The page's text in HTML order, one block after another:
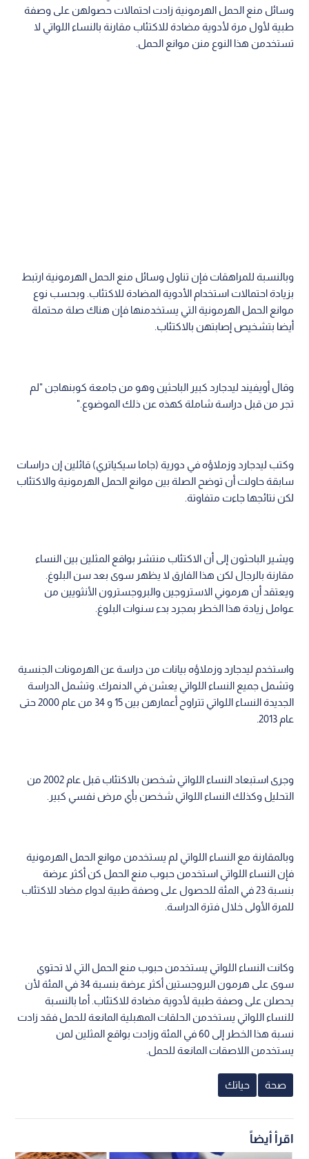
وسائل منع الحمل الهرمونية زادت احتمالات حصولهن على وصفة
طبية لأول مرة لأدوية مضادة للاكتئاب مقارنة بالنساء اللواتي لا
تستخدمن هذا النوع منن موانع الحمل.
وبالنسبة للمراهقات فإن تناول وسائل منع الحمل الهرمونية ارتبط
بزيادة احتمالات استخدام الأدوية المضادة للاكتئاب. وبحسب نوع
موانع الحمل الهرمونية التي يستخدمنها فإن هناك صلة محتملة
أيضا بتشخيص إصابتهن بالاكتئاب.
وقال أويفيند ليدجارد كبير الباحثين وهو من جامعة كوبنهاجن "لم
تجر من قبل دراسة شاملة كهذه عن ذلك الموضوع."
وكتب ليدجارد وزملاؤه في دورية (جاما سيكياتري) قائلين إن دراسات
سابقة حاولت أن توضح الصلة بين موانع الحمل الهرمونية والاكتئاب
لكن نتائجها جاءت متفاوتة.
ويشير الباحثون إلى أن الاكتئاب منتشر بواقع المثلين بين النساء
مقارنة بالرجال لكن هذا الفارق لا يظهر سوى بعد سن البلوغ.
ويعتقد أن هرموني الاستروجين والبروجسترون الأنثويين من
عوامل زيادة هذا الخطر بمجرد بدء سنوات البلوغ.
واستخدم ليدجارد وزملاؤه بيانات من دراسة عن الهرمونات الجنسية
وتشمل جميع النساء اللواتي يعشن في الدنمرك. وتشمل الدراسة
الجديدة النساء اللواتي تتراوح أعمارهن بين 15 و 34 من عام 2000 حتى
عام 2013.
وجرى استبعاد النساء اللواتي شخصن بالاكتئاب قبل عام 2002 من
التحليل وكذلك النساء اللواتي شخصن بأي مرض نفسي كبير.
وبالمقارنة مع النساء اللواتي لم يستخدمن موانع الحمل الهرمونية
فإن النساء اللواتي استخدمن حبوب منع الحمل كن أكثر عرضة
بنسبة 23 في المئة للحصول على وصفة طبية لدواء مضاد للاكتئاب
للمرة الأولى خلال فترة الدراسة.
وكانت النساء اللواتي يستخدمن حبوب منع الحمل التي لا تحتوي
سوى على هرمون البروجستين أكثر عرضة بنسبة 34 في المئة لأن
يحصلن على وصفة طبية لأدوية مضادة للاكتئاب. أما بالنسبة
للنساء اللواتي يستخدمن الحلقات المهبلية المانعة للحمل فقد زادت
نسبة هذا الخطر إلى 60 في المئة وزادت بواقع المثلين لمن
يستخدمن اللاصقات المانعة للحمل.
صحة حياتك
اقرأ أيضاً